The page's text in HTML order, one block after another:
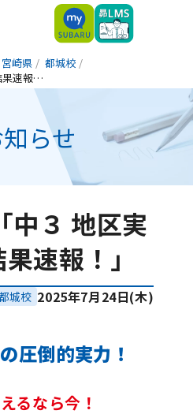
宮崎県
都城校
昴 都城校「中３ 地区実力テスト結果速報！」
らせ
中３ 地区実
速報！」
城校 2025年7月24日(木)
圧倒的実力！
るなら今！